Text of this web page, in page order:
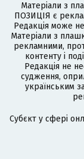
Матеріали з
ПОЗИЦІЯ є
Редакція може
Матеріали з
рекламними,
контенту і
Редакція не
судження,
українським
Cубєкт у сфері